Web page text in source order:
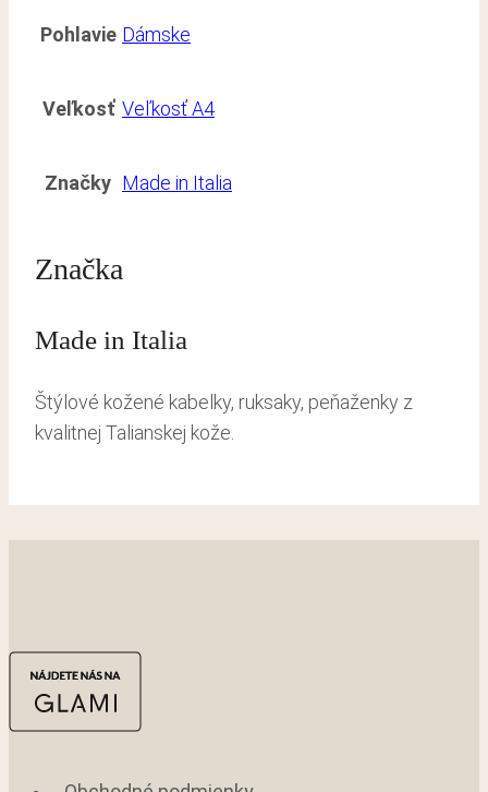
Pohlavie Dámske
Veľkosť Veľkosť A4
Značky Made in Italia
Značka
Made in Italia
Štýlové kožené kabelky, ruksaky, peňaženky z
kvalitnej Talianskej kože.